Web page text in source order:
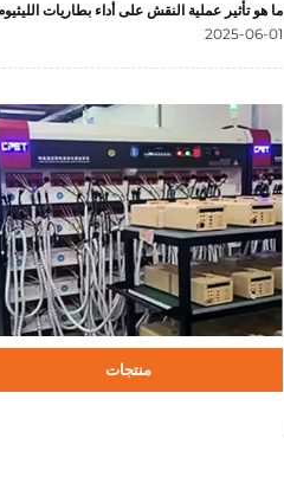
ما هو تأثير عملية النقش على أداء بطاريات
2025-06-01
منتجات